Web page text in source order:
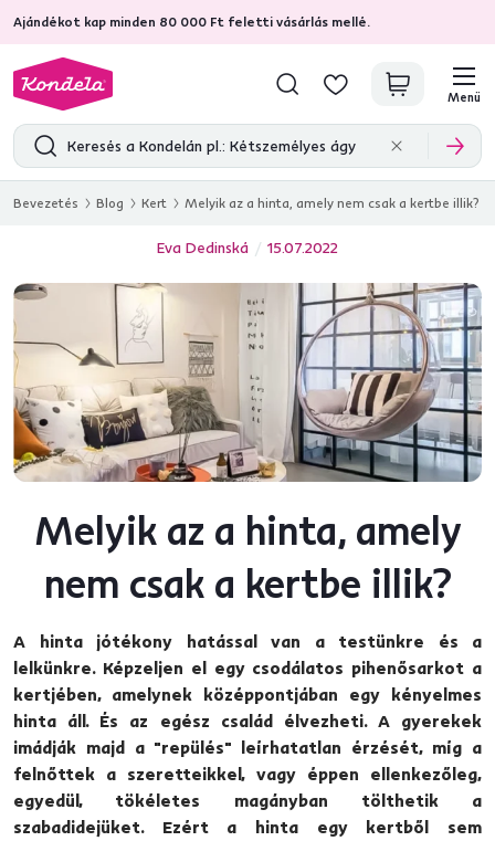
Ajándékot kap minden 80 000 Ft feletti vásárlás mellé.
4,7 31 333 ellenőrzött termékértékelések
Menü
Bevezetés Blog Kert Melyik az a hinta, amely nem csak a kertbe illik?
Eva Dedinská 15.07.2022
Melyik az a hinta, amely
nem csak a kertbe illik?
A hinta jótékony hatással van a testünkre és a
lelkünkre. Képzeljen el egy csodálatos pihenősarkot a
kertjében, amelynek középpontjában egy kényelmes
hinta áll. És az egész család élvezheti. A gyerekek
imádják majd a "repülés" leírhatatlan érzését, míg a
felnőttek a szeretteikkel, vagy éppen ellenkezőleg,
egyedül, tökéletes magányban tölthetik a
szabadidejüket. Ezért a hinta egy kertből sem